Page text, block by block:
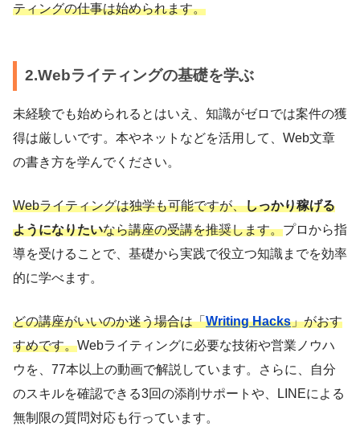
ティングの仕事は始められます。
2.Webライティングの基礎を学ぶ
未経験でも始められるとはいえ、知識がゼロでは案件の獲
得は厳しいです。本やネットなどを活用して、Web文章
の書き方を学んでください。
Webライティングは独学も可能ですが、しっかり稼げる
ようになりたいなら講座の受講を推奨します。プロから指
導を受けることで、基礎から実践で役立つ知識までを効率
的に学べます。
どの講座がいいのか迷う場合は「Writing Hacks」がおす
すめです。Webライティングに必要な技術や営業ノウハ
ウを、77本以上の動画で解説しています。さらに、自分
のスキルを確認できる3回の添削サポートや、LINEによる
無制限の質問対応も行っています。